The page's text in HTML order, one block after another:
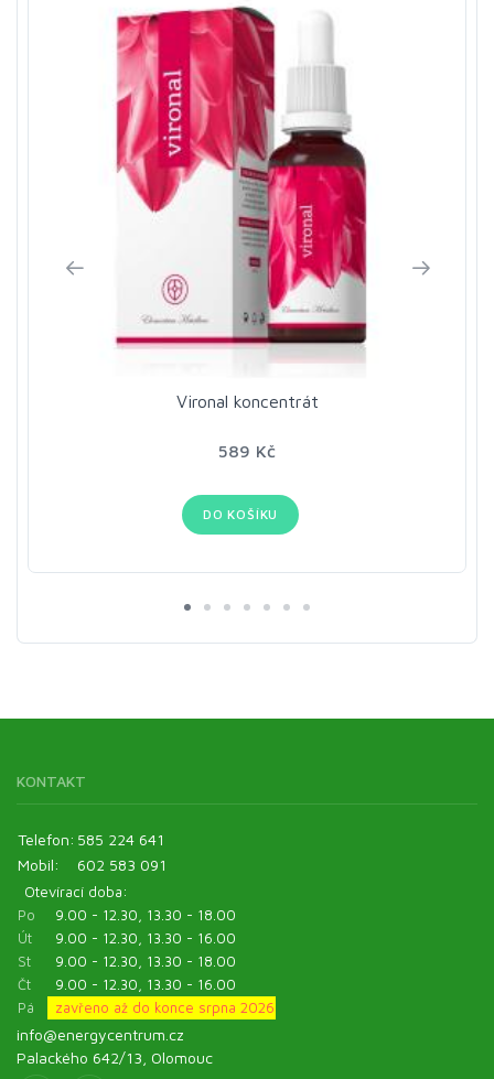
Vironal koncentrát
589 Kč
DO KOŠÍKU
KONTAKT
Telefon: 585 224 641
Mobil:
602 583 091
Otevírací doba:
Po
9.00 - 12.30, 13.30 - 18.00
Út
9.00 - 12.30, 13.30 - 16.00
St
9.00 - 12.30, 13.30 - 18.00
Čt
9.00 - 12.30, 13.30 - 16.00
Pá
zavřeno až do konce srpna 2026
info@energycentrum.cz
Palackého 642/13, Olomouc